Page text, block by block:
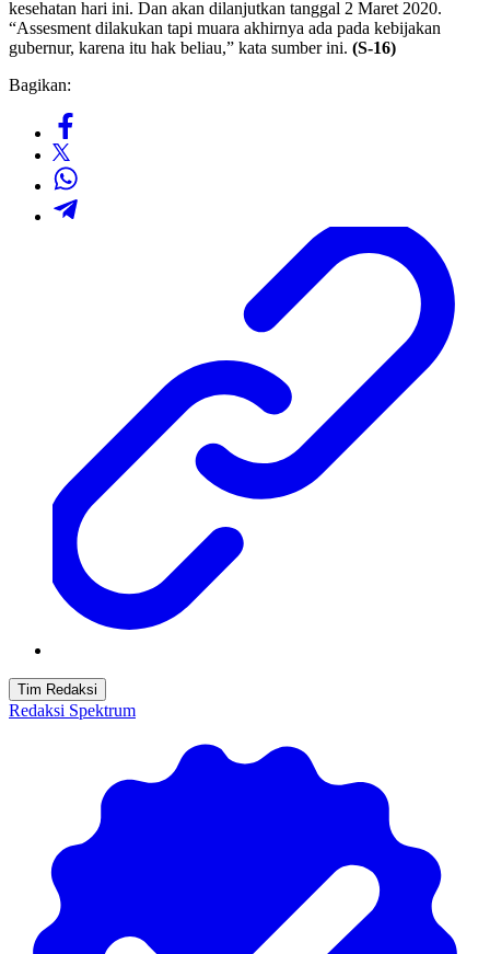
kesehatan hari ini. Dan akan dilanjutkan tanggal 2 Maret 2020.
“Assesment dilakukan tapi muara akhirnya ada pada kebijakan
gubernur, karena itu hak beliau,” kata sumber ini. (S-16)
Bagikan:
Tim Redaksi
Redaksi Spektrum